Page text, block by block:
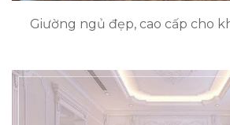
Giường ngủ đẹp, cao cấp cho